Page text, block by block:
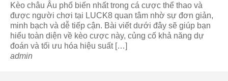
Kèo châu Âu phổ biến nhất trong cá cược thể thao và
được người chơi tại LUCK8 quan tâm nhờ sự đơn giản,
minh bạch và dễ tiếp cận. Bài viết dưới đây sẽ giúp bạn
hiểu toàn diện về kèo cược này, củng cố khả năng dự
đoán và tối ưu hóa hiệu suất […]
admin